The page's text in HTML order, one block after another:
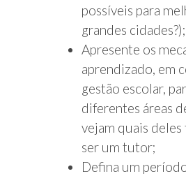
possíveis para
grandes cidades?);
Apresente os
aprendizado, em
gestão escolar,
diferentes áreas
vejam quais
ser um tutor;
Defina um